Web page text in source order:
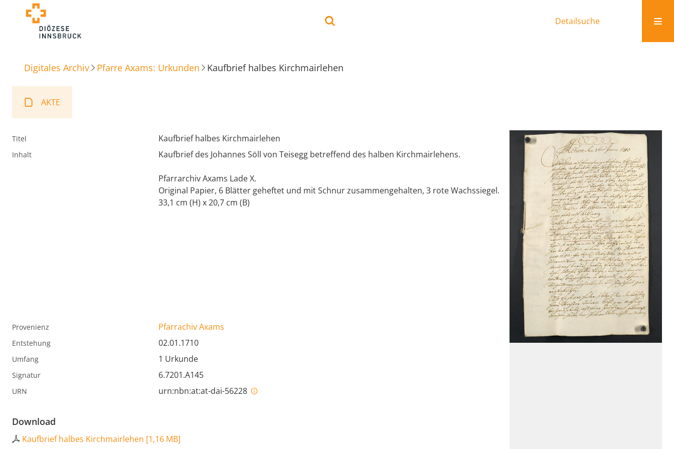
Detailsuche
Digitales Archiv Pfarre Axams: Urkunden Kaufbrief halbes Kirchmairlehen
AKTE
Titel Kaufbrief halbes Kirchmairlehen
Inhalt Kaufbrief des Johannes Söll von Teisegg betreffend des halben Kirchmairlehens.
Pfarrarchiv Axams Lade X.
Original Papier, 6 Blätter geheftet und mit Schnur zusammengehalten, 3 rote Wachssiegel.
33,1 cm (H) x 20,7 cm (B)
Provenienz Pfarrachiv Axams
Entstehung 02.01.1710
Umfang 1 Urkunde
Signatur 6.7201.A145
URN urn:nbn:at:at-dai-56228
Download
Kaufbrief halbes Kirchmairlehen [1,16 MB]